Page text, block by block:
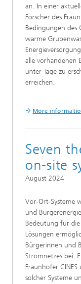
an. In einer
Forscher des
Bedingungen des
warme
alle vorhandenen
unter Tage zu
erreichen.
More
Seven
on-site
August 2024
Vor-Ort-Systeme
und
Bedeutung für die
Lösungen
Bürgerinnen und
Stromnetzes bei.
Fraunhofer
solcher Systeme